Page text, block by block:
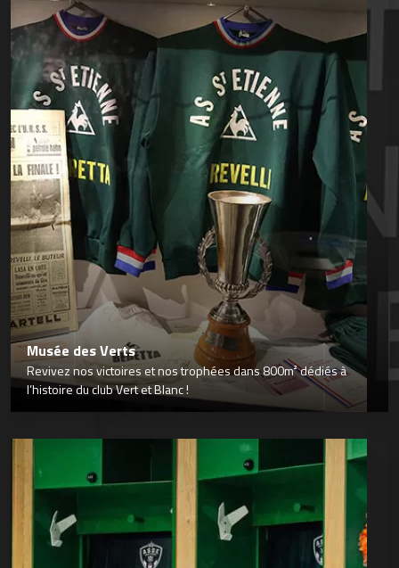
Musée des Verts
Revivez nos victoires et nos trophées dans 800m² dédiés à
l’histoire du club Vert et Blanc !